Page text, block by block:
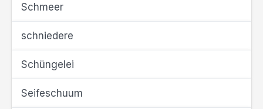
Schmeer
schniedere
Schüngelei
Seifeschuum